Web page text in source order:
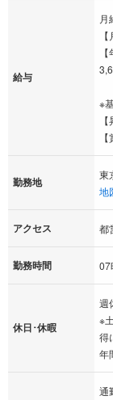
給与
月
※
勤務地
東
地
アクセス 都
勤務時間 07
休日･休暇
週
※
得
年
通